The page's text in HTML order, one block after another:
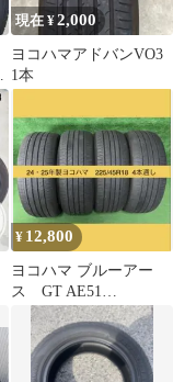
現在 ¥2,000
ヨコハマアドバンVO3
1本
¥ 12,800
ヨコハマ ブルーアー
ス GT AE51
225/45R18 4本セット